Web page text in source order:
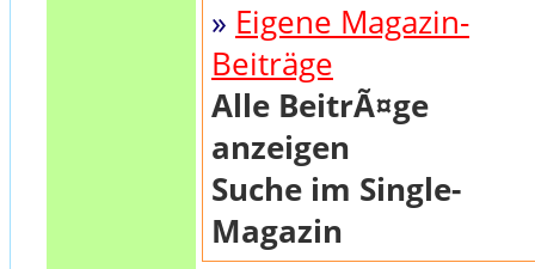
» Eigene Magazin-
Beiträge
Alle BeitrÃ¤ge
anzeigen
Suche im Single-
Magazin